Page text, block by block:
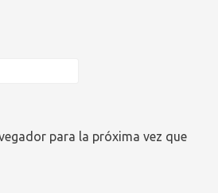
para la próxima vez que